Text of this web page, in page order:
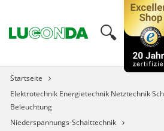
🔍︎
Startseite
Elektrotechnik Energietechnik Netztechnik
Beleuchtung
Niederspannungs-Schalttechnik